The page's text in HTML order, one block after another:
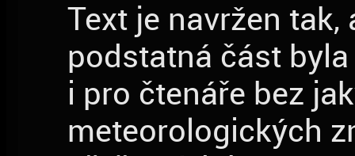
Text je navržen tak,
podstatná část
i pro čtenáře bez
meteorologických